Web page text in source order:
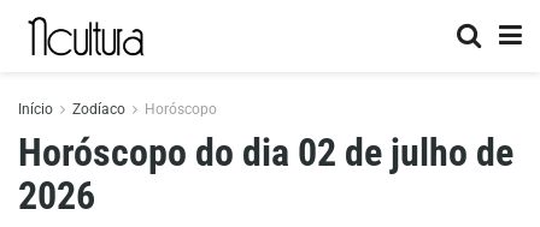
Início Zodíaco Horóscopo
Horóscopo do dia 02 de julho de
2026